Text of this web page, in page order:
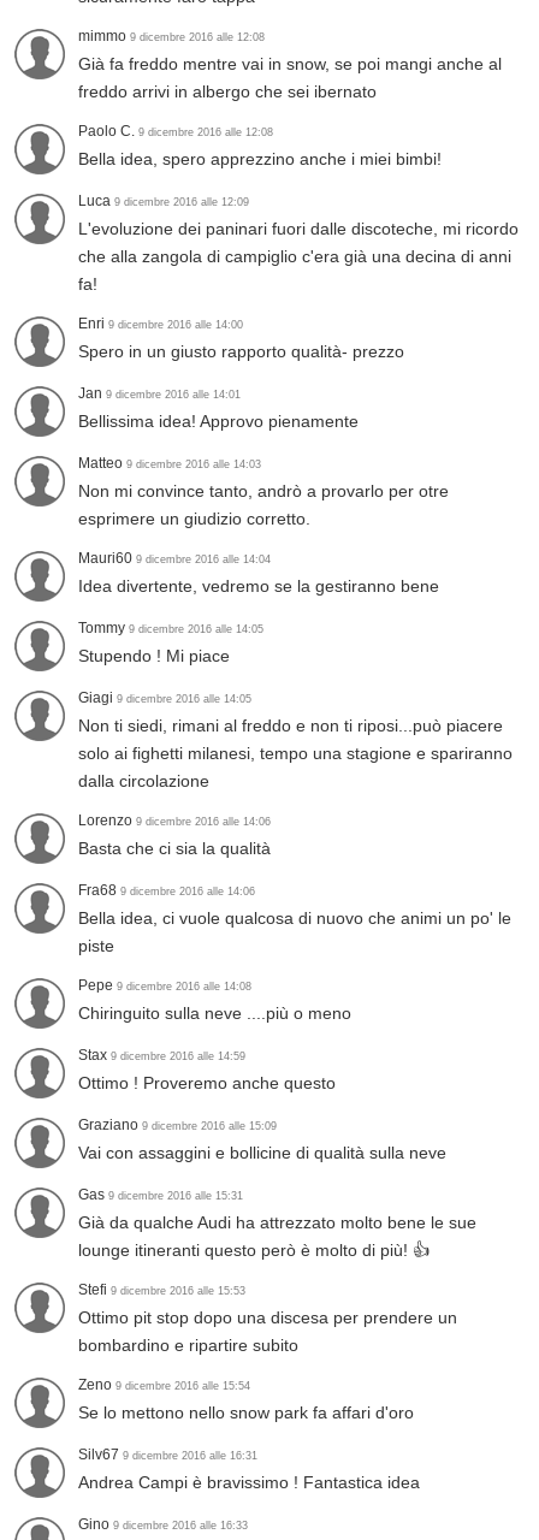
mimmo 9 dicembre 2016 alle 12:08
Già fa freddo mentre vai in snow, se poi mangi anche al
freddo arrivi in albergo che sei ibernato
Paolo C. 9 dicembre 2016 alle 12:08
Bella idea, spero apprezzino anche i miei bimbi!
Luca 9 dicembre 2016 alle 12:09
L'evoluzione dei paninari fuori dalle discoteche, mi ricordo
che alla zangola di campiglio c'era già una decina di anni
fa!
Enri 9 dicembre 2016 alle 14:00
Spero in un giusto rapporto qualità- prezzo
Jan 9 dicembre 2016 alle 14:01
Bellissima idea! Approvo pienamente
Matteo 9 dicembre 2016 alle 14:03
Non mi convince tanto, andrò a provarlo per otre
esprimere un giudizio corretto.
Mauri60 9 dicembre 2016 alle 14:04
Idea divertente, vedremo se la gestiranno bene
Tommy 9 dicembre 2016 alle 14:05
Stupendo ! Mi piace
Giagi 9 dicembre 2016 alle 14:05
Non ti siedi, rimani al freddo e non ti riposi...può piacere
solo ai fighetti milanesi, tempo una stagione e spariranno
dalla circolazione
Lorenzo 9 dicembre 2016 alle 14:06
Basta che ci sia la qualità
Fra68 9 dicembre 2016 alle 14:06
Bella idea, ci vuole qualcosa di nuovo che animi un po' le
piste
Pepe 9 dicembre 2016 alle 14:08
Chiringuito sulla neve ....più o meno
Stax 9 dicembre 2016 alle 14:59
Ottimo ! Proveremo anche questo
Graziano 9 dicembre 2016 alle 15:09
Vai con assaggini e bollicine di qualità sulla neve
Gas 9 dicembre 2016 alle 15:31
Già da qualche Audi ha attrezzato molto bene le sue
lounge itineranti questo però è molto di più! 👍
Stefi 9 dicembre 2016 alle 15:53
Ottimo pit stop dopo una discesa per prendere un
bombardino e ripartire subito
Zeno 9 dicembre 2016 alle 15:54
Se lo mettono nello snow park fa affari d'oro
Silv67 9 dicembre 2016 alle 16:31
Andrea Campi è bravissimo ! Fantastica idea
Gino 9 dicembre 2016 alle 16:33